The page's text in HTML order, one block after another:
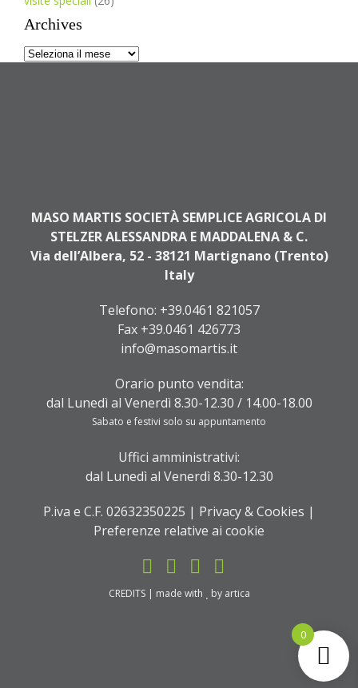
Archives
Archives
MASO MARTIS SOCIETÀ SEMPLICE AGRICOLA DI
STELZER ALESSANDRA E MADDALENA & C.
Via dell’Albera, 52 - 38121 Martignano (Trento)
Italy
Telefono: +39.0461 821057
Fax +39.0461 426773
info@masomartis.it
Orario punto vendita:
dal Lunedì al Venerdì 8.30-12.30 / 14.00-18.00
Sabato e festivi solo su appuntamento
Uffici amministrativi:
dal Lunedì al Venerdì 8.30-12.30
P.iva e C.F. 02632350225 | Privacy & Cookies |
Preferenze relative ai cookie
CREDITS | made with by artica
0